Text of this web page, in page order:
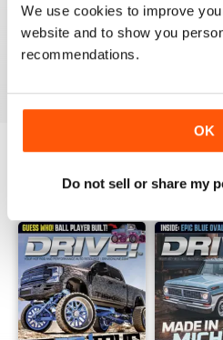
We use cookies to improve
website and to show you
recommendations.
OK
Do not sell or share my
GOOD MAG
good mag
EDIZIONI INDIETRO